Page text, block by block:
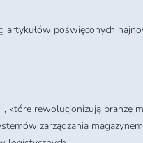
artykułów poświęconych
rewolucjonizują branżę
zarządzania